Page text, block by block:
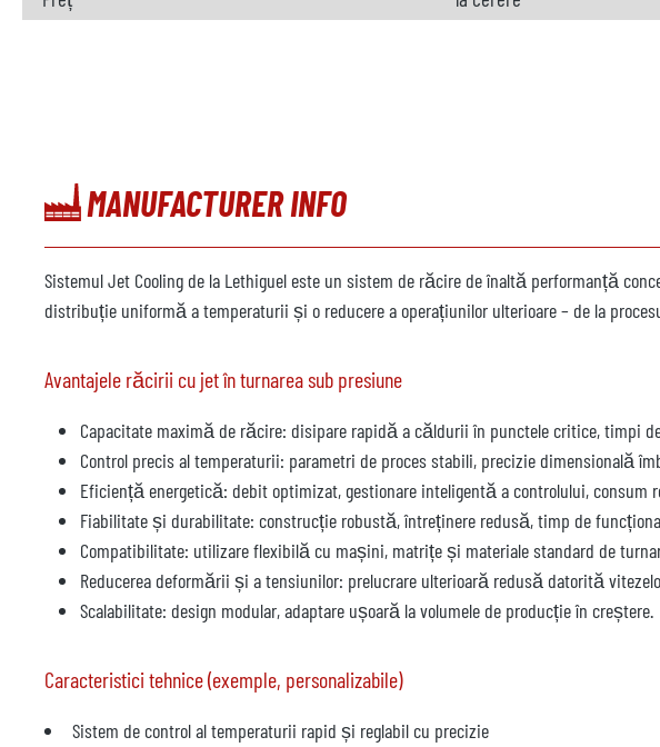
MANUFACTURER INFO
Sistemul Jet Cooling de la Lethiguel este un sistem de răcire de înaltă performanță
distribuție uniformă a temperaturii și o reducere a operațiunilor ulterioare – de la
Avantajele răcirii cu jet în turnarea sub presiune
Capacitate maximă de răcire: disipare rapidă a căldurii în punctele critice, timpi
Control precis al temperaturii: parametri de proces stabili, precizie dimensională
Eficiență energetică: debit optimizat, gestionare inteligentă a controlului, consum
Fiabilitate și durabilitate: construcție robustă, întreținere redusă, timp de
Compatibilitate: utilizare flexibilă cu mașini, matrițe și materiale standard de
Reducerea deformării și a tensiunilor: prelucrare ulterioară redusă datorită
Scalabilitate: design modular, adaptare ușoară la volumele de producție în creștere.
Caracteristici tehnice (exemple, personalizabile)
Sistem de control al temperaturii rapid și reglabil cu precizie